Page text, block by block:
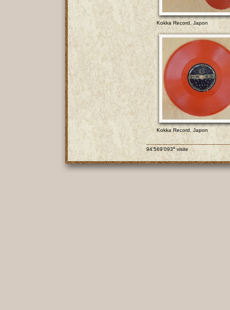
Kokka Record, Japon
Kokka Record, Japon
94'569'093e visite